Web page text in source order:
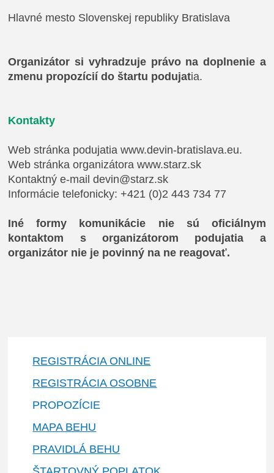
Hlavné mesto Slovenskej republiky Bratislava
Organizátor si vyhradzuje právo na doplnenie a
zmenu propozícií do štartu podujatia.
Kontakty
Web stránka podujatia www.devin-bratislava.eu.
Web stránka organizátora www.starz.sk
Kontaktný e-maildevin@starz.sk
Informácie telefonicky: +421 (0)2 443 734 77
Iné formy komunikácie nie sú oficiálnym
kontaktom s organizátorom podujatia a
organizátor nie je povinný na ne reagovať.
REGISTRÁCIA ONLINE
REGISTRÁCIA OSOBNE
PROPOZÍCIE
MAPA BEHU
PRAVIDLÁ BEHU